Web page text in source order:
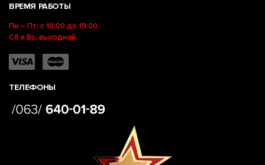
ВРЕМЯ РАБОТЫ
Пн – Пт: с 10:00 до 19:00
Сб и Вс: выходной
ТЕЛЕФОНЫ